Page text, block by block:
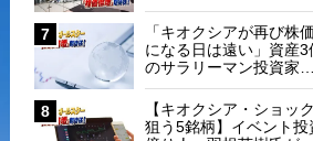
7
「キオクシアが再び株
になる日は遠い」資産3
のサラリーマン投資家…
8
【キオクシア・ショッ
狙う5銘柄】イベント投